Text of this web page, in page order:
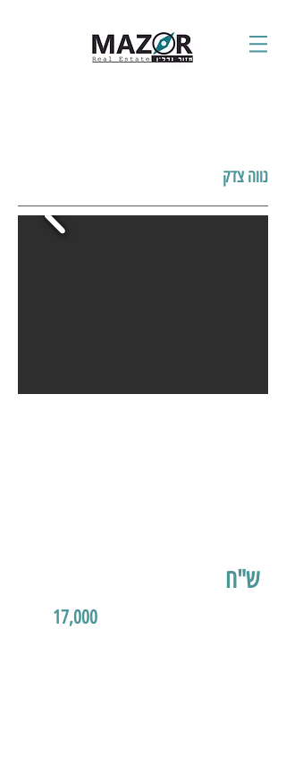
נווה צדק
ש"ח
17,000